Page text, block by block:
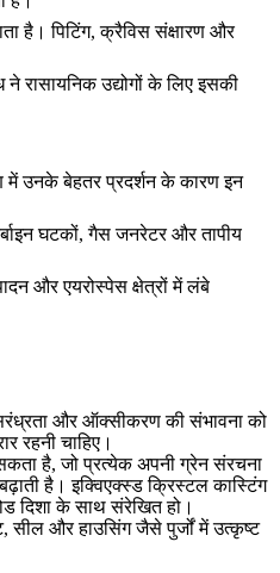
है। पिटिंग, क्रैविस संक्षारण और
रासायनिक उद्योगों के लिए इसकी
में उनके बेहतर प्रदर्शन के कारण इन
घटकों, गैस जनरेटर और तापीय
और एयरोस्पेस क्षेत्रों में लंबे
और ऑक्सीकरण की संभावना को
रहनी चाहिए।
है, जो प्रत्येक अपनी ग्रेन संरचना
है। इक्विएक्स्ड क्रिस्टल कास्टिंग
दिशा के साथ संरेखित हो।
सील और हाउसिंग जैसे पुर्जों में उत्कृष्ट